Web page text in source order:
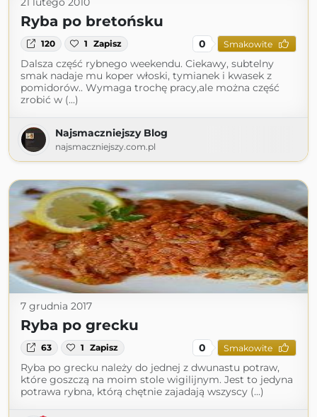
Ryba po bretońsku
120 1 Zapisz 0 Smakowite
Dalsza część rybnego weekendu. Ciekawy, subtelny
smak nadaje mu koper włoski, tymianek i kwasek z
pomidorów.. Wymaga trochę pracy,ale można część
zrobić w (...)
Najsmaczniejszy Blog
najsmaczniejszy.com.pl
7 grudnia 2017
Ryba po grecku
63 1 Zapisz 0 Smakowite
Ryba po grecku należy do jednej z dwunastu potraw,
które goszczą na moim stole wigilijnym. Jest to jedyna
potrawa rybna, którą chętnie zajadają wszyscy (...)